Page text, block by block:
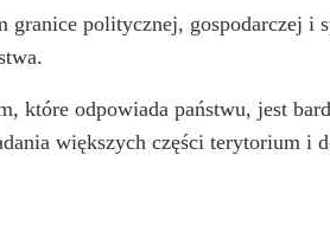
granice politycznej, gospodarczej i
które odpowiada państwu, jest
większych części terytorium i